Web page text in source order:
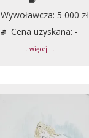
Wywoławcza: 5 000 zł
Cena uzyskana: -
... więcej ...